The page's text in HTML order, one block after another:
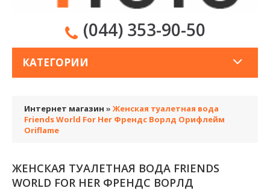
(044) 353-90-50
КАТЕГОРИИ
Интернет магазин » Женская туалетная вода
Friends World For Her Френдс Ворлд Орифлейм
Oriflame
ЖЕНСКАЯ ТУАЛЕТНАЯ ВОДА FRIENDS
WORLD FOR HER ФРЕНДС ВОРЛД